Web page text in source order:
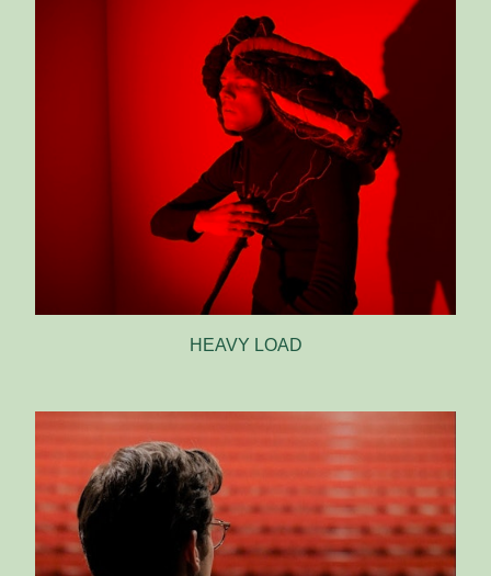
HEAVY LOAD